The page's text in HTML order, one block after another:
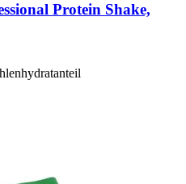
Protein Shake,